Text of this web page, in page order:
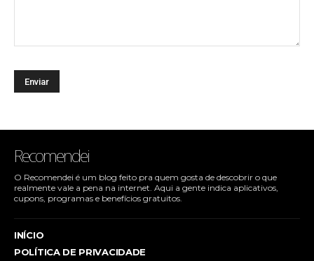
Recomendei
O Recomendei é um blog feito pra quem gosta de descobrir o que
realmente vale a pena na internet. Aqui a gente indica aplicativos,
cupons, programas e benefícios gratuitos.
INÍCIO
POLÍTICA DE PRIVACIDADE